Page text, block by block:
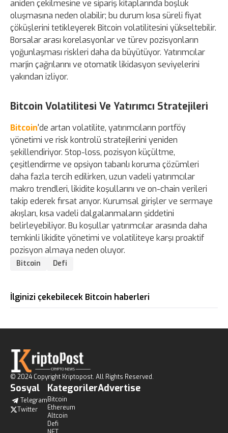
aniden çekilmesine ve sipariş kitaplarında boşluk
oluşmasına neden olabilir; bu durum kısa süreli fiyat
çöküşlerini tetikleyerek Bitcoin volatilitesini yükseltebilir.
Borsalar arası korelasyonlar ve türev pozisyonların
yoğunlaşması riskleri daha da büyütüyor. Yatırımcılar
marjin çağrılarını ve otomatik likidasyon seviyelerini
yakından izliyor.
Bitcoin Volatilitesi Ve Yatırımcı Stratejileri
Bitcoin'de artan volatilite, yatırımcıların portföy
yönetimi ve risk kontrolü stratejilerini yeniden
şekillendiriyor. Stop-loss, pozisyon küçültme,
çeşitlendirme ve opsiyon tabanlı koruma çözümleri
daha fazla tercih edilirken, uzun vadeli yatırımcılar
makro trendleri, likidite koşullarını ve on-chain verileri
takip ederek fırsat arıyor. Kurumsal girişler ve sermaye
akışları, kısa vadeli dalgalanmaların şiddetini
belirleyebiliyor. Bu koşullar yatırımcılar arasında daha
temkinli likidite yönetimi ve volatiliteye karşı proaktif
pozisyon almaya neden oluyor.
Bitcoin Defi
İlginizi çekebilecek Bitcoin haberleri
© 2024 Copyright Kriptopost. All Rights Reserved.
Sosyal
Telegram
Twitter
Kategoriler
Bitcoin
Ethereum
Altcoin
Defi
Advertise